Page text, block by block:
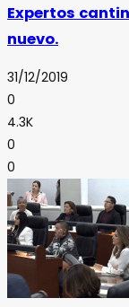
Expertos
nuevo.
31/12/2019
0
4.3K
0
0